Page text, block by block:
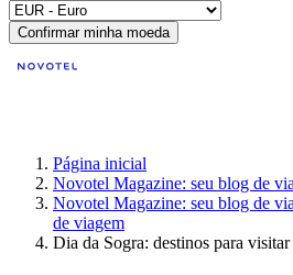
Confirmar minha moeda
Página inicial
Novotel Magazine: seu blog de
Novotel Magazine: seu blog de
de viagem
Dia da Sogra: destinos para